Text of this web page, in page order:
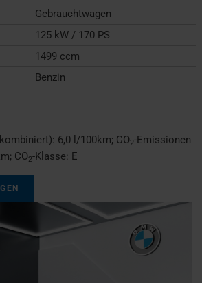
Gebrauchtwagen
125 kW / 170 PS
1499 ccm
Benzin
6,0 l/100km; CO2-Emissionen
; CO2-Klasse: E